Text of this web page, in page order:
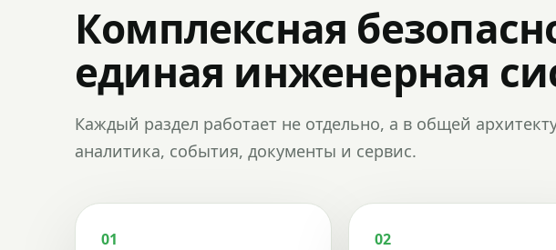
Комплексная
единая инженерная
Каждый раздел работает не отдельно, а в общей
аналитика, события, документы и сервис.
01 02